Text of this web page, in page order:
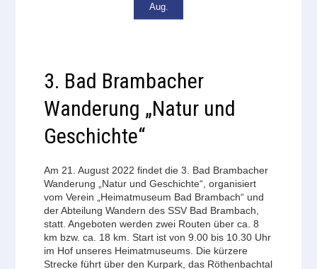
Aug.
3. Bad Brambacher
Wanderung „Natur und
Geschichte“
Am 21. August 2022 findet die 3. Bad Brambacher
Wanderung „Natur und Geschichte“, organisiert
vom Verein „Heimatmuseum Bad Brambach“ und
der Abteilung Wandern des SSV Bad Brambach,
statt. Angeboten werden zwei Routen über ca. 8
km bzw. ca. 18 km. Start ist von 9.00 bis 10.30 Uhr
im Hof unseres Heimatmuseums. Die kürzere
Strecke führt über den Kurpark, das Röthenbachtal